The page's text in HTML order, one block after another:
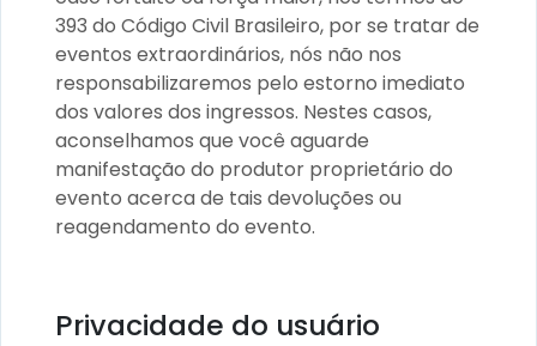
393 do Código Civil Brasileiro, por se tratar de
eventos extraordinários, nós não nos
responsabilizaremos pelo estorno imediato
dos valores dos ingressos. Nestes casos,
aconselhamos que você aguarde
manifestação do produtor proprietário do
evento acerca de tais devoluções ou
reagendamento do evento.
Privacidade do usuário